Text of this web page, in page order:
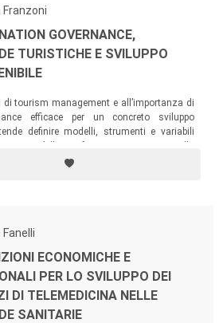
Franzoni
GOVERNANCE,
TURISTICHE E SVILUPPO
tourism management e all’importanza di
efficace per un concreto sviluppo
definire modelli, strumenti e variabili
destinazioni e delle aziende turistiche
ECONOMICHE E
PER LO SVILUPPO DEI
DI TELEMEDICINA NELLE
SANITARIE